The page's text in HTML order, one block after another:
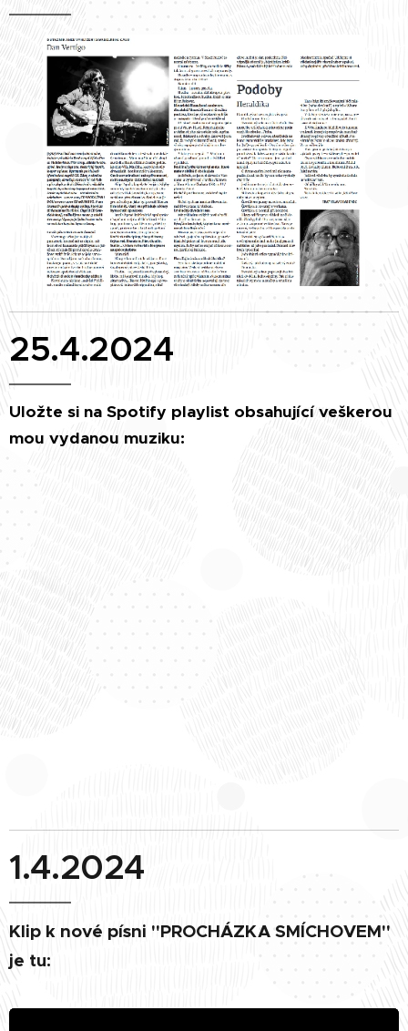
25.4.2024
Uložte si na Spotify playlist obsahující veškerou
mou vydanou muziku:
1.4.2024
Klip k nové písni "PROCHÁZKA SMÍCHOVEM"
je tu: